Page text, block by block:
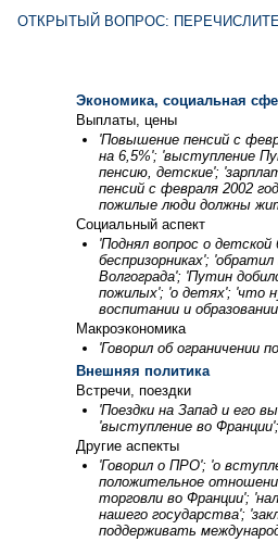
ОТКРЫТЫЙ ВОПРОС:
Экономика, социальная
Выплаты, цены
'Повышение пенсий с
на 6,5%'; 'выступление
пенсию, детские';
пенсий с февраля 2002
пожилые люди должны
Социальный аспект
'Поднял вопрос о
беспризорниках';
Волгограда'; 'Путин
пожилых'; 'о детях'; 'что
воспитании и
Макроэкономика
'Говорил об ограничении
Внешняя политика
Встречи, поездки
'Поездки на Запад и его
'выступление во
Другие аспекты
'Говорил о ПРО'; 'о
положительное
торговли во Франции';
нашего государства';
поддерживать